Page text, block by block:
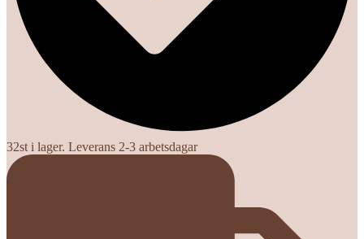
32st i lager. Leverans 2-3 arbetsdagar